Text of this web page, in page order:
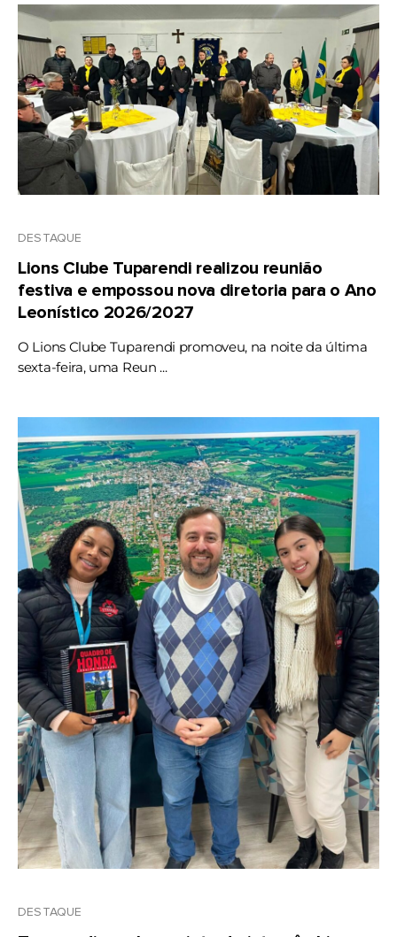
DESTAQUE
Lions Clube Tuparendi realizou reunião
festiva e empossou nova diretoria para o Ano
Leonístico 2026/2027
O Lions Clube Tuparendi promoveu, na noite da última
sexta-feira, uma Reun ...
DESTAQUE